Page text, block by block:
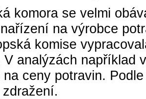
komora se velmi
na výrobce
komise
V analýzách například
ceny potravin.